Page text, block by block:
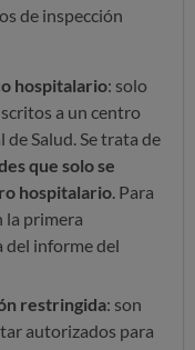
de inspección
hospitalario: solo
a un centro
Salud. Se trata de
que solo se
hospitalario . Para
la primera
del informe del
restringida: son
autorizados para